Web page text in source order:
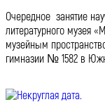
Очередное занятие
литературного музея
музейным
гимназии № 1582 в